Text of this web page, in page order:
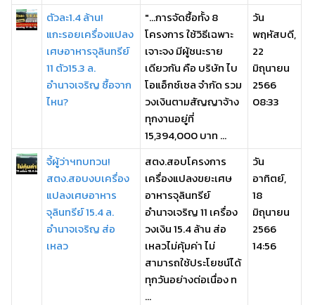
ตัวละ1.4 ล้าน!
แกะรอยเครื่องแปลง
เศษอาหารจุลินทรีย์
11 ตัว15.3 ล.
อำนาจเจริญ ซื้อจาก
ไหน?
"...การจัดซื้อทั้ง 8
โครงการ ใช้วิธีเฉพาะ
เจาะจง มีผู้ชนะราย
เดียวกัน คือ บริษัท ไบ
โอแอ็กซ์เซล จำกัด รวม
วงเงินตามสัญญาจ้าง
ทุกงานอยู่ที่
15,394,000 บาท ...
วัน
พฤหัสบดี,
22
มิถุนายน
2566
08:33
จี้ผู้ว่าฯทบทวน!
สตง.สอบงบเครื่อง
แปลงเศษอาหาร
จุลินทรีย์ 15.4 ล.
อำนาจเจริญ ส่อ
เหลว
สตง.สอบโครงการ
เครื่องแปลงขยะเศษ
อาหารจุลินทรีย์
อำนาจเจริญ 11 เครื่อง
วงเงิน 15.4 ล้าน ส่อ
เหลวไม่คุ้มค่า ไม่
สามารถใช้ประโยชน์ได้
ทุกวันอย่างต่อเนื่อง ท
...
วัน
อาทิตย์,
18
มิถุนายน
2566
14:56